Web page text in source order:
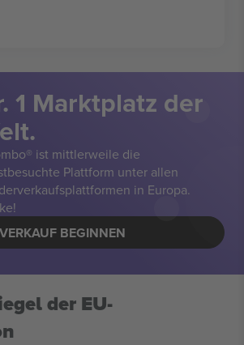
1 Marktplatz der
ist mittlerweile die
Plattform unter allen
in Europa.
VERKAUF BEGINNEN
der EU-